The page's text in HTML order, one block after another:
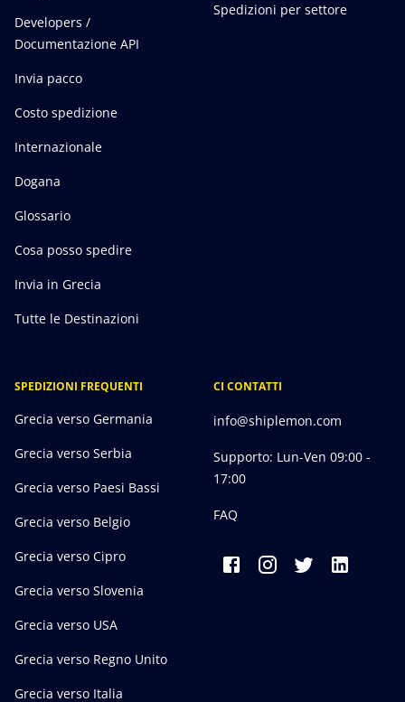
Developers /
Documentazione API
Invia pacco
Costo spedizione
Internazionale
Dogana
Glossario
Cosa posso spedire
Invia in Grecia
Tutte le Destinazioni
Spedizioni per settore
SPEDIZIONI FREQUENTI
Grecia verso Germania
Grecia verso Serbia
Grecia verso Paesi Bassi
Grecia verso Belgio
Grecia verso Cipro
Grecia verso Slovenia
Grecia verso USA
Grecia verso Regno Unito
Grecia verso Italia
CI CONTATTI
info@shiplemon.com
Supporto: Lun-Ven 09:00 -
17:00
FAQ